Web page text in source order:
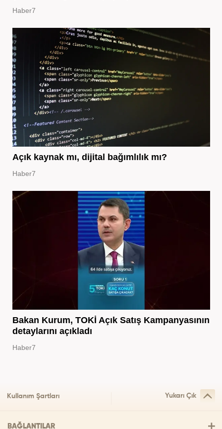
Haber7
Açık kaynak mı, dijital bağımlılık mı?
Haber7
Bakan Kurum, TOKİ Açık Satış Kampanyasının
detaylarını açıkladı
Haber7
Kullanım Şartları Yukarı Çık
BAĞLANTILAR